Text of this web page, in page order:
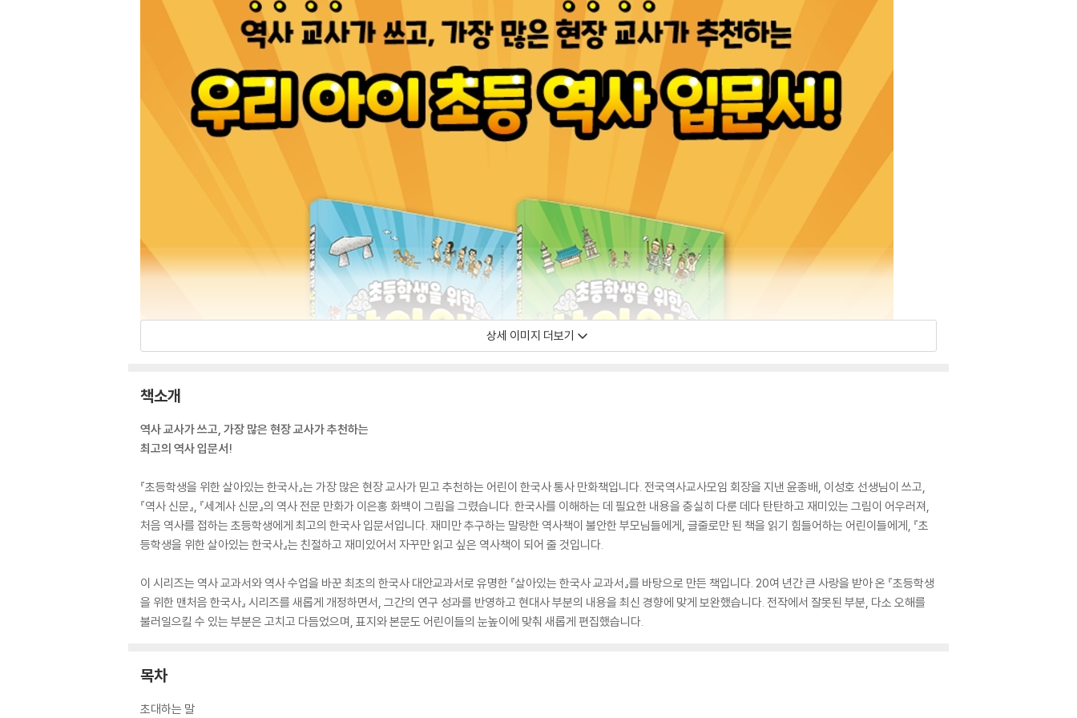
상세 이미지 더보기
책소개
역사 교사가 쓰고, 가장 많은 현장 교사가 추천하는
최고의 역사 입문서!
『초등학생을 위한 살아있는 한국사』는 가장 많은 현장 교사가 믿고 추천하는 어린이 한국사 통사 만화책입니다. 전국역사교사모임 회장을 지낸 윤종배, 이성호 선생님이 쓰고,
『역사 신문』, 『세계사 신문』의 역사 전문 만화가 이은홍 화백이 그림을 그렸습니다. 한국사를 이해하는 데 필요한 내용을 충실히 다룬 데다 탄탄하고 재미있는 그림이 어우러져,
처음 역사를 접하는 초등학생에게 최고의 한국사 입문서입니다. 재미만 추구하는 말랑한 역사책이 불안한 부모님들에게, 글줄로만 된 책을 읽기 힘들어하는 어린이들에게, 『초
등학생을 위한 살아있는 한국사』는 친절하고 재미있어서 자꾸만 읽고 싶은 역사책이 되어 줄 것입니다.
이 시리즈는 역사 교과서와 역사 수업을 바꾼 최초의 한국사 대안교과서로 유명한 『살아있는 한국사 교과서』를 바탕으로 만든 책입니다. 20여 년간 큰 사랑을 받아 온 『초등학생
을 위한 맨처음 한국사』 시리즈를 새롭게 개정하면서, 그간의 연구 성과를 반영하고 현대사 부분의 내용을 최신 경향에 맞게 보완했습니다. 전작에서 잘못된 부분, 다소 오해를
불러일으킬 수 있는 부분은 고치고 다듬었으며, 표지와 본문도 어린이들의 눈높이에 맞춰 새롭게 편집했습니다.
목차
초대하는 말